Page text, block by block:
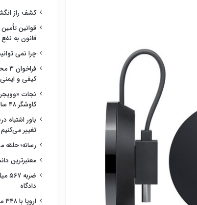
کشف راز
قوانین
قانون به
چرا نمی
کیفی و ایمنی
کاوشگر ۴۸ ساله
باور
تغییر می‌کنیم
رسانه؛
معتبرترین
دادگاه
اروپا با ۳۴۸ ماهواره به جنگ انحصار استارلینک می‌رود